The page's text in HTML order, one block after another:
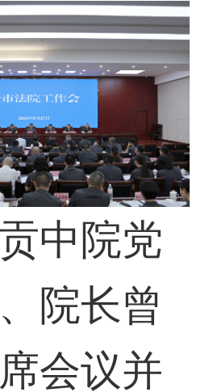
院党
院长曾
会议并